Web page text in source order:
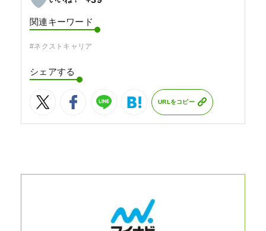
関連キーワード
#ネクストキャリア
シェアする
URLをコピー